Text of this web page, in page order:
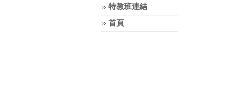
特教班連結
首頁